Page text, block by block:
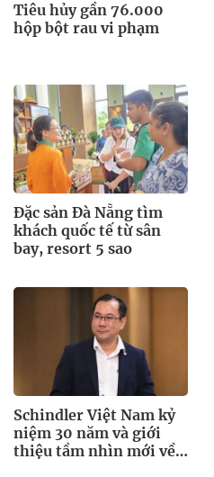
Tiêu hủy gần 76.000
hộp bột rau vi phạm
Đặc sản Đà Nẵng tìm
khách quốc tế từ sân
bay, resort 5 sao
Schindler Việt Nam kỷ
niệm 30 năm và giới
thiệu tầm nhìn mới về